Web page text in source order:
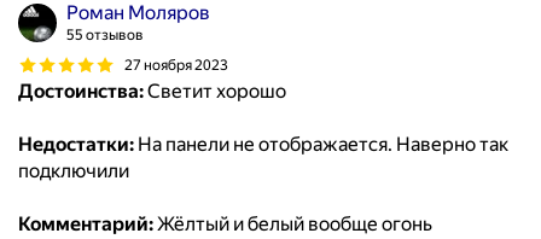
Роман Моляров
55 отзывов
27 ноября 2023
Достоинства:Светит хорошо
Недостатки: На панели не отображается. Наверно так
подключили
Комментарий:Жёлтый и белый вообще огонь